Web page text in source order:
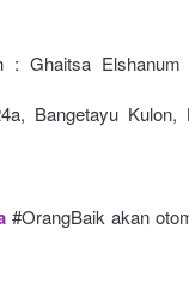
: Ghaitsa Elshanum
Bangetayu Kulon,
#OrangBaik akan